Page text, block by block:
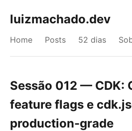
luizmachado.dev
Home Posts 52 dias
Sessão 012 — CDK:
feature flags e
production-grade